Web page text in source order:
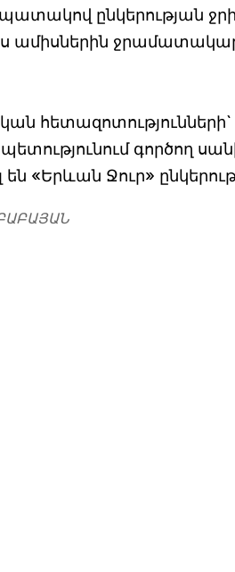
ընկերության
ամիսներին
հետազոտությունների`
գործող
«Երևան Ջուր»